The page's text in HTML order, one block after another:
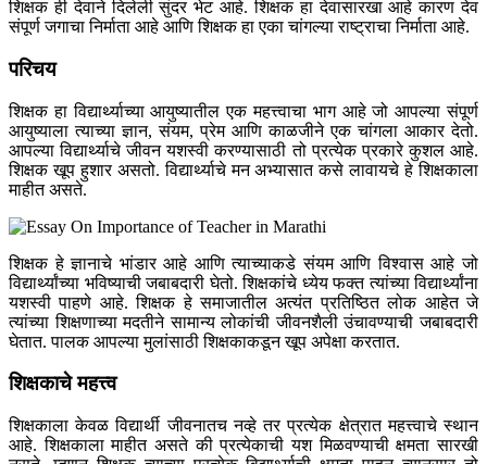
शिक्षक ही देवाने दिलेली सुंदर भेट आहे. शिक्षक हा देवासारखा आहे कारण देव
संपूर्ण जगाचा निर्माता आहे आणि शिक्षक हा एका चांगल्या राष्ट्राचा निर्माता आहे.
परिचय
शिक्षक हा विद्यार्थ्याच्या आयुष्यातील एक महत्त्वाचा भाग आहे जो आपल्या संपूर्ण
आयुष्याला त्याच्या ज्ञान, संयम, प्रेम आणि काळजीने एक चांगला आकार देतो.
आपल्या विद्यार्थ्याचे जीवन यशस्वी करण्यासाठी तो प्रत्येक प्रकारे कुशल आहे.
शिक्षक खूप हुशार असतो. विद्यार्थ्याचे मन अभ्यासात कसे लावायचे हे शिक्षकाला
माहीत असते.
शिक्षक हे ज्ञानाचे भांडार आहे आणि त्याच्याकडे संयम आणि विश्वास आहे जो
विद्यार्थ्यांच्या भविष्याची जबाबदारी घेतो. शिक्षकांचे ध्येय फक्त त्यांच्या विद्यार्थ्यांना
यशस्वी पाहणे आहे. शिक्षक हे समाजातील अत्यंत प्रतिष्ठित लोक आहेत जे
त्यांच्या शिक्षणाच्या मदतीने सामान्य लोकांची जीवनशैली उंचावण्याची जबाबदारी
घेतात. पालक आपल्या मुलांसाठी शिक्षकाकडून खूप अपेक्षा करतात.
शिक्षकाचे महत्त्व
शिक्षकाला केवळ विद्यार्थी जीवनातच नव्हे तर प्रत्येक क्षेत्रात महत्त्वाचे स्थान
आहे. शिक्षकाला माहीत असते की प्रत्येकाची यश मिळवण्याची क्षमता सारखी